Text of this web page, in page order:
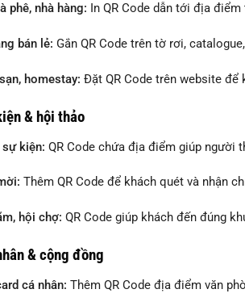
phê, nhà hàng: In QR Code dẫn tới địa
bán lẻ: Gắn QR Code trên tờ rơi,
homestay: Đặt QR Code trên website để
& hội thảo
kiện: QR Code chứa địa điểm giúp người
Thêm QR Code để khách quét và nhận
hội chợ: QR Code giúp khách đến đúng
& cộng đồng
cá nhân: Thêm QR Code địa điểm văn